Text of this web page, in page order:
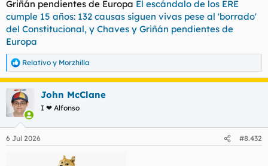
Griñán pendientes de Europa El escándalo de los ERE
cumple 15 años: 132 causas siguen vivas pese al 'borrado'
del Constitucional, y Chaves y Griñán pendientes de
Europa
R
e
a
c
c
e
Relativo y Morzhilla
John McClane
I ❤ Alfonso
6 Jul 2026 #8.432